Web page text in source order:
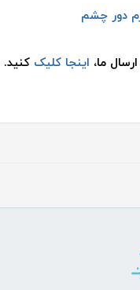
دور چشم
ما، اینجا کلیک کنید.